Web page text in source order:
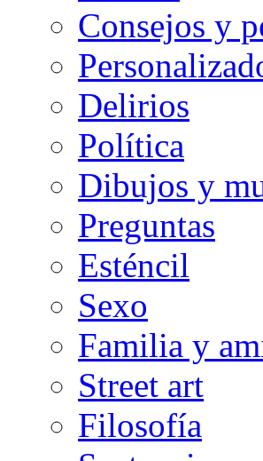
Consejos y
Delirios
Política
Dibujos y
Preguntas
Esténcil
Sexo
Familia y
Street art
Filosofía